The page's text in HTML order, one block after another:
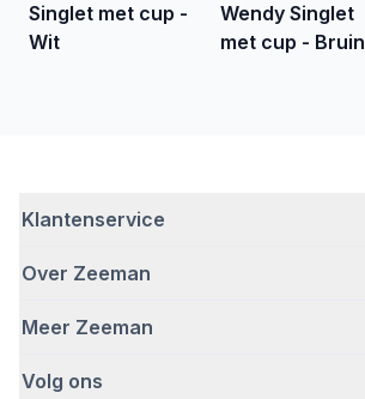
Singlet met cup -
Wit
Wendy Singlet
met cup - Bruin
Klantenservice
Veelgestelde vragen
Bezorgen
Over Zeeman
Wie wij zijn
Hoe wij verantwoord ondernemen
Meer Zeeman
Veiligheidswaarschuwing
Volg ons